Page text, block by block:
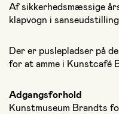
Af sikkerhedsmæssige
klapvogn i
Der er puslepladser på
for at amme i Kunstcafé
Adgangsforhold
Kunstmuseum Brandts